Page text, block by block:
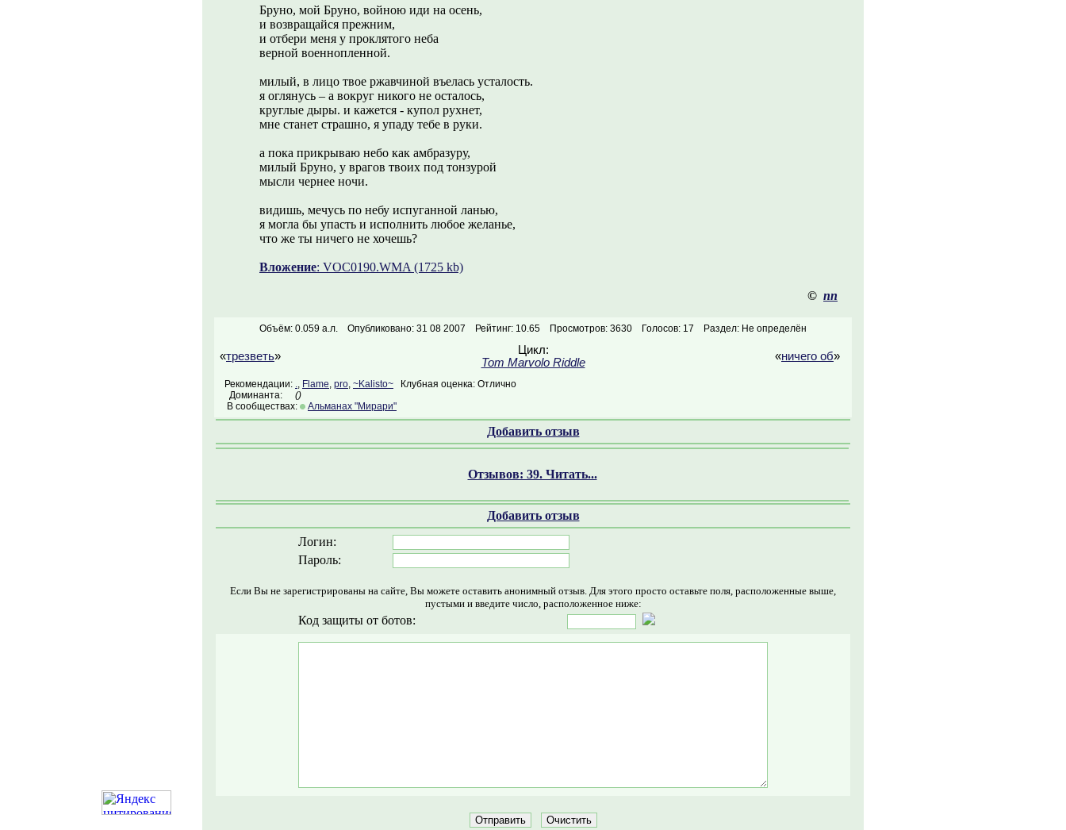
Бруно, мой Бруно, войною иди на осень,
и возвращайся прежним,
и отбери меня у проклятого неба
верной военнопленной.
милый, в лицо твое ржавчиной въелась усталость.
я оглянусь – а вокруг никого не осталось,
круглые дыры. и кажется - купол рухнет,
мне станет страшно, я упаду тебе в руки.
а пока прикрываю небо как амбразуру,
милый Бруно, у врагов твоих под тонзурой
мысли чернее ночи.
видишь, мечусь по небу испуганной ланью,
я могла бы упасть и исполнить любое желанье,
что же ты ничего не хочешь?
Вложение: VOC0190.WMA (1725 kb)
© nn
Объём: 0.059 а.л. Опубликовано: 31 08 2007 Рейтинг: 10.65 Просмотров: 3630 Голосов: 17 Раздел: Не определён
«трезветь»
Цикл:
Tom Marvolo Riddle
«ничего об»
Рекомендации: ., Flame, pro, ~Kalisto~ Клубная оценка: Отлично
Доминанта:
()
В сообществах:
Альманах "Мирари"
Добавить отзыв
Отзывов: 39. Читать...
Добавить отзыв
Логин:
Пароль:
Если Вы не зарегистрированы на сайте, Вы можете оставить анонимный отзыв. Для этого просто оставьте поля, расположенные выше,
пустыми и введите число, расположенное ниже:
Код защиты от ботов: